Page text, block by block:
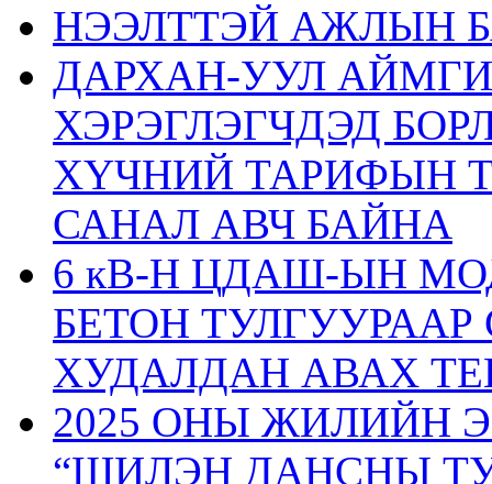
НЭЭЛТТЭЙ АЖЛЫН
ДАРХАН-УУЛ
ХЭРЭГЛЭГЧДЭД
ХҮЧНИЙ ТАРИФЫН
САНАЛ АВЧ БАЙНА
6 кВ-Н ЦДАШ-ЫН
БЕТОН
ХУДАЛДАН АВАХ
2025 ОНЫ ЖИЛИЙН
“ШИЛЭН ДАНСНЫ